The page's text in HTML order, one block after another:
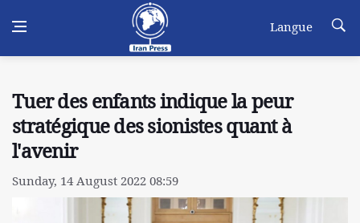
Langue
Tuer des enfants indique la peur
stratégique des sionistes quant à
l'avenir
Sunday, 14 August 2022 08:59